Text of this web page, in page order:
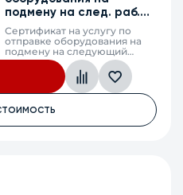
подмену на след. раб.
день, MES2310-48DP, 2 г.
Сертификат на услугу по
отправке оборудования на
подмену на следующий
рабочий день (next business
day shipping) в случае выхода
из строя оборудования,
MES2310-48DP, 2